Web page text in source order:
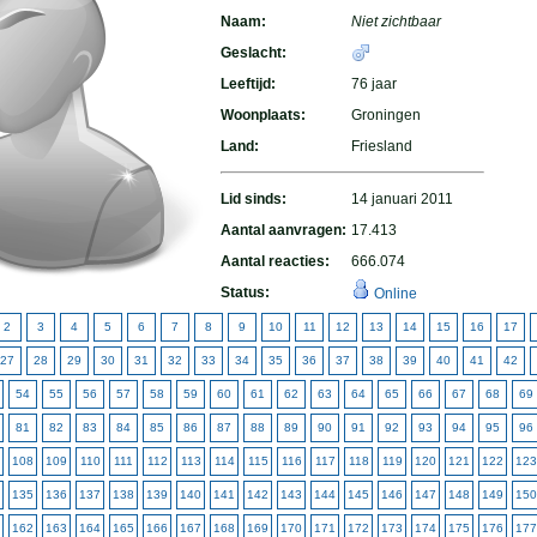
Naam:
Niet zichtbaar
Geslacht:
Leeftijd:
76 jaar
Woonplaats:
Groningen
Land:
Friesland
Lid sinds:
14 januari 2011
Aantal aanvragen: 17.413
Aantal reacties:
666.074
Status:
Online
2 3 4 5 6 7 8 9 10 11 12 13 14 15 16 17
27 28 29 30 31 32 33 34 35 36 37 38 39 40 41 42
54 55 56 57 58 59 60 61 62 63 64 65 66 67 68 69
81 82 83 84 85 86 87 88 89 90 91 92 93 94 95 96
108 109 110 111 112 113 114 115 116 117 118 119 120 121 122 123
135 136 137 138 139 140 141 142 143 144 145 146 147 148 149 150
162 163 164 165 166 167 168 169 170 171 172 173 174 175 176 177